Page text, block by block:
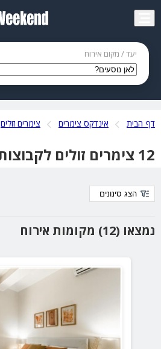
יעד / מקום אירוח
דף הבית אינדקס צימרים צימרים זולים
12 צימרים זולים לקבוצות במרכז
נמצאו (12) מקומות אירוח
הצג סינונים